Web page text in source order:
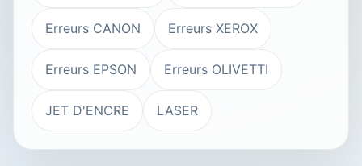
Erreurs CANON Erreurs XEROX
Erreurs EPSON Erreurs OLIVETTI
JET D'ENCRE LASER